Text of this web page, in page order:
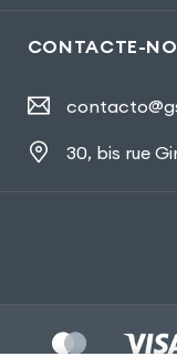
CONTACTE-
30, bis rue